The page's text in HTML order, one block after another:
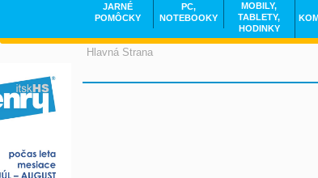
Hlavná Strana
JARNÉ
POMÔCKY
PC,
NOTEBOOKY
MOBILY,
TABLETY,
HODINKY